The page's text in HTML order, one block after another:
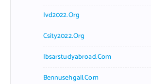
Ivd2022.org
Csity2022.org
Ibsarstudyabroad.com
Bennusehgall.com